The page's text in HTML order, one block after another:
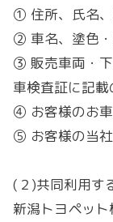
① 住所、氏名
② 車名、塗色
③ 販売車両・
車検査証に記載
④ お客様のお
⑤ お客様の当
(２)共同利用す
新潟トヨペッ